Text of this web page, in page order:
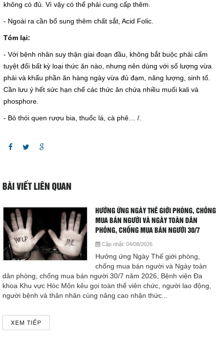
không có đủ. Vì vậy có thể phải cung cấp thêm.
- Ngoài ra cần bổ sung thêm chất sắt, Acid Folic.
Tóm lại:
- Với bệnh nhân suy thận giai đoạn đầu, không bắt buộc phải cấm
tuyệt đối bất kỳ loại thức ăn nào, nhưng nên dùng với số lượng vừa
phải và khẩu phần ăn hàng ngày vừa đủ đạm, năng lượng, sinh tố.
Cần lưu ý hết sức hạn chế các thức ăn chứa nhiều muối kali và
phosphore.
- Bỏ thói quen rượu bia, thuốc lá, cà phê… /.
BÀI VIẾT LIÊN QUAN
HƯỞNG ỨNG NGÀY THẾ GIỚI PHÒNG, CHỐNG
MUA BÁN NGƯỜI VÀ NGÀY TOÀN DÂN
PHÒNG, CHỐNG MUA BÁN NGƯỜI 30/7
Cập nhật: 04/08/2026
Hưởng ứng Ngày Thế giới phòng,
chống mua bán người và Ngày toàn
dân phòng, chống mua bán người 30/7 năm 2026, Bệnh viện Đa
khoa Khu vực Hóc Môn kêu gọi toàn thể viên chức, người lao động,
người bệnh và thân nhân cùng nâng cao nhận thức...
XEM TIẾP